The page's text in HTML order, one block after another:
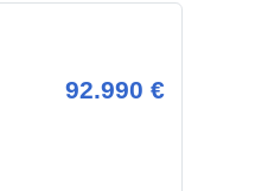
92.990 €